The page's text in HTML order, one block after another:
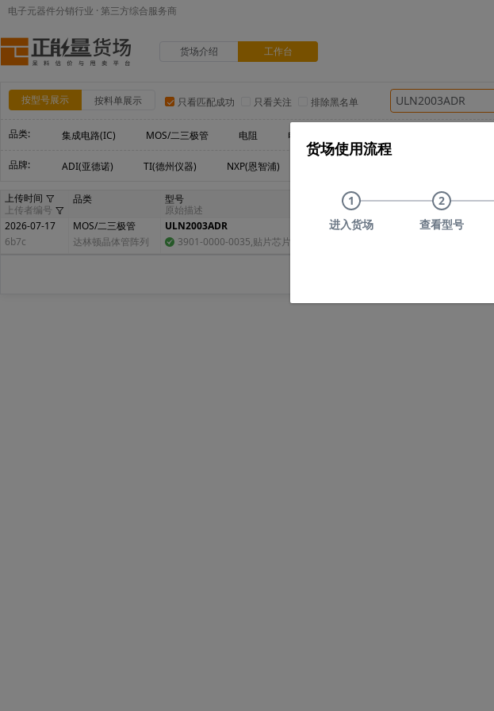
电子元器件分销行业 · 第三方综合服务商
货场介绍 工作台
按型号展示 按料单展示 只看匹配成功 只看关注 排除黑名单
品类: 集成电路(IC) MOS/二三极管 电阻 电容
品牌: ADI(亚德诺) TI(德州仪器) NXP(恩智浦)
上传时间
上传者编号
品类
型号
原始描述
品牌
库存
2026-07-17
6b7c
MOS/二三极管
达林顿晶体管阵列
ULN2003ADR
货场使用流程
1
进入货场
2
查看型号